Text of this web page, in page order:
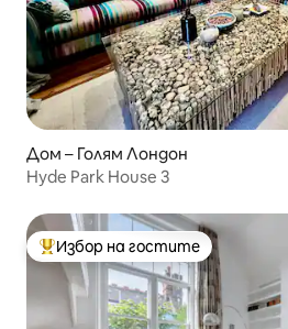
Дом – Голям Лондон
Hyde Park House 3
Най-популярен избор на гостите
Избор на гостите